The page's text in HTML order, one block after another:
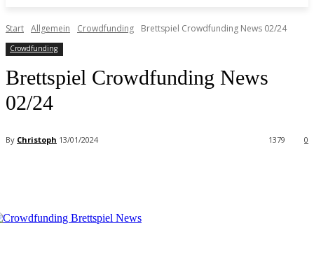
Start Allgemein Crowdfunding Brettspiel Crowdfunding News 02/24
Crowdfunding
Brettspiel Crowdfunding News
02/24
By Christoph 13/01/2024 0
1379